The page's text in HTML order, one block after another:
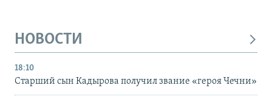
НОВОСТИ
18:10
Старший сын Кадырова получил звание «героя Чечни»